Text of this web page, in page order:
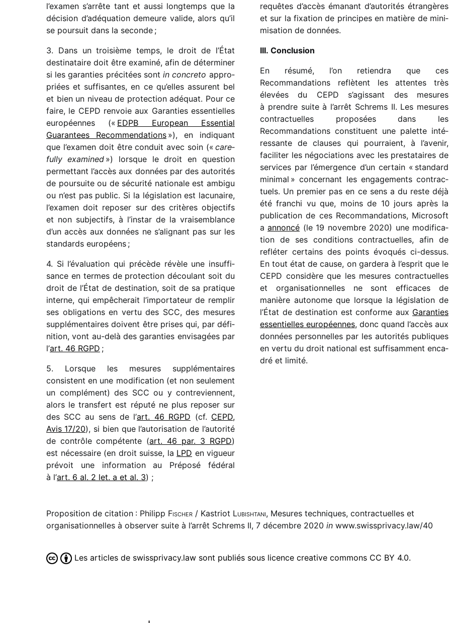
l’examen s’arrête tant et aussi long­temps que la
déci­sion d’adéquation demeure valide, alors qu’il
se pour­suit dans la seconde ;
3. Dans un troi­sième temps, le droit de l’État
desti­na­taire doit être examiné, afin de déter­mi­ner
si les garan­ties préci­tées sont in concreto appro­
priées et suffi­santes, en ce qu’elles assurent bel
et bien un niveau de protec­tion adéquat. Pour ce
faire, le CEPD renvoie aux Garanties essen­tielles
euro­péennes (« EDPB European Essential
Guarantees Recommendations »), en indi­quant
que l’examen doit être conduit avec soin (« care­
fully exami­ned ») lorsque le droit en ques­tion
permet­tant l’accès aux données par des auto­ri­tés
de pour­suite ou de sécu­rité natio­nale est ambigu
ou n’est pas public. Si la légis­la­tion est lacu­naire,
l’examen doit repo­ser sur des critères objec­tifs
et non subjec­tifs, à l’instar de la vrai­sem­blance
d’un accès aux données ne s’alignant pas sur les
stan­dards européens ;
4. Si l’évaluation qui précède révèle une insuf­fi­
sance en termes de protec­tion décou­lant soit du
droit de l’État de desti­na­tion, soit de sa pratique
interne, qui empê­che­rait l’im­por­ta­teur de remplir
ses obli­ga­tions en vertu des SCC, des mesures
supplé­men­taires doivent être prises qui, par défi­
ni­tion, vont au-delà des garan­ties envi­sa­gées par
l’art. 46 RGPD ;
5. Lorsque les mesures supplé­men­taires
consistent en une modi­fi­ca­tion (et non seule­ment
un complé­ment) des SCC ou y contre­viennent,
alors le trans­fert est réputé ne plus repo­ser sur
des SCC au sens de l’art. 46 RGPD (cf. CEPD,
Avis 17/​20), si bien que l’autorisation de l’autorité
de contrôle compé­tente (art. 46 par. 3 RGPD)
est néces­saire (en droit suisse, la LPD en vigueur
prévoit une infor­ma­tion au Préposé fédé­ral
à l’art. 6 al. 2 let. a et al. 3) ;
requêtes d’accès émanant d’autorités étran­gères
et sur la fixa­tion de prin­cipes en matière de mini­
mi­sa­tion de données.
III. Conclusion
En résumé, l’on retien­dra que ces
Recommandations reflètent les attentes très
élevées du CEPD s’agissant des mesures
à prendre suite à l’arrêt Schrems II. Les mesures
contrac­tuelles propo­sées dans les
Recommandations consti­tuent une palette inté­
res­sante de clauses qui pour­raient, à l’avenir,
faci­li­ter les négo­cia­tions avec les pres­ta­taires de
services par l’émergence d’un certain « stan­dard
mini­mal » concer­nant les enga­ge­ments contrac­
tuels. Un premier pas en ce sens a du reste déjà
été fran­chi vu que, moins de 10 jours après la
publi­ca­tion de ces Recommandations, Microsoft
a annoncé (le 19 novembre 2020) une modi­fi­ca­
tion de ses condi­tions contrac­tuelles, afin de
reflé­ter certains des points évoqués ci-dessus.
En tout état de cause, on gardera à l’esprit que le
CEPD consi­dère que les mesures contrac­tuelles
et orga­ni­sa­tion­nelles ne sont effi­caces de
manière auto­nome que lorsque la légis­la­tion de
l’État de desti­na­tion est conforme aux Garanties
essen­tielles euro­péennes, donc quand l’accès aux
données person­nelles par les auto­ri­tés publiques
en vertu du droit natio­nal est suffi­sam­ment enca­
dré et limité.
Proposition de citation : Philipp Fischer / Kastriot Lubishtani, Mesures techniques, contractuelles et
organisationnelles à observer suite à l’arrêt Schrems II, 7 décembre 2020 in www.swissprivacy.law/40
Les articles de swissprivacy.law sont publiés sous licence creative commons CC BY 4.0.